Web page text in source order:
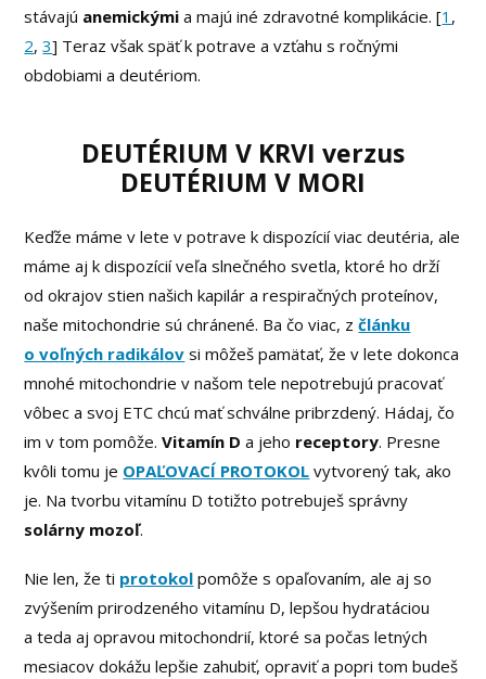
stávajú anemickými a majú iné zdravotné komplikácie. [1 ,
2,3] Teraz však späť k potrave a vzťahu s ročnými
obdobiami a deutériom.
DEUTÉRIUM V KRVI verzus
DEUTÉRIUM V MORI
Keďže máme v lete v potrave k dispozícií viac deutéria, ale
máme aj k dispozícií veľa slnečného svetla, ktoré ho drží
od okrajov stien našich kapilár a respiračných proteínov,
naše mitochondrie sú chránené. Ba čo viac, zčlánku
o voľných radikálov si môžeš pamätať, že v lete dokonca
mnohé mitochondrie v našom tele nepotrebujú pracovať
vôbec a svoj ETC chcú mať schválne pribrzdený. Hádaj, čo
im v tom pomôže.Vitamín D a jeho receptory. Presne
kvôli tomu je OPAĽOVACÍ PROTOKOL vytvorený tak, ako
je. Na tvorbu vitamínu D totižto potrebuješ správny
solárny mozoľ.
Nie len, že ti protokol pomôže s opaľovaním, ale aj so
zvýšením prirodzeného vitamínu D, lepšou hydratáciou
a teda aj opravou mitochondrií, ktoré sa počas letných
mesiacov dokážu lepšie zahubiť, opraviť a popri tom budeš